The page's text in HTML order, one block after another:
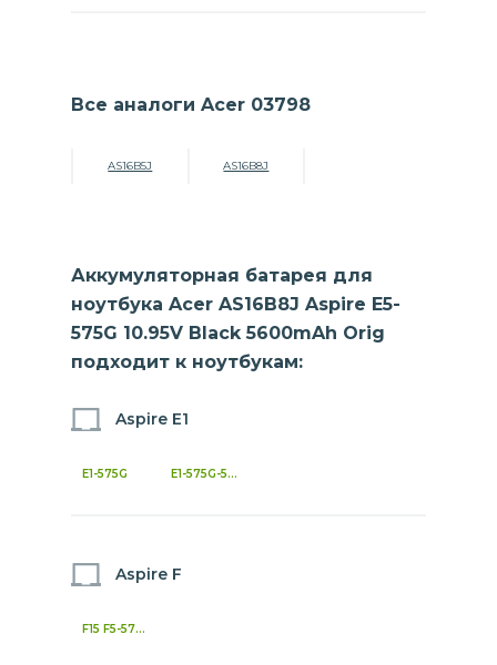
Все аналоги Acer 03798
AS16B5J AS16B8J
Аккумуляторная батарея для
ноутбука Acer AS16B8J Aspire E5-
575G 10.95V Black 5600mAh Orig
подходит к ноутбукам:
Aspire E1
E1-575G E1-575G-5341
Aspire F
F15 F5-573G